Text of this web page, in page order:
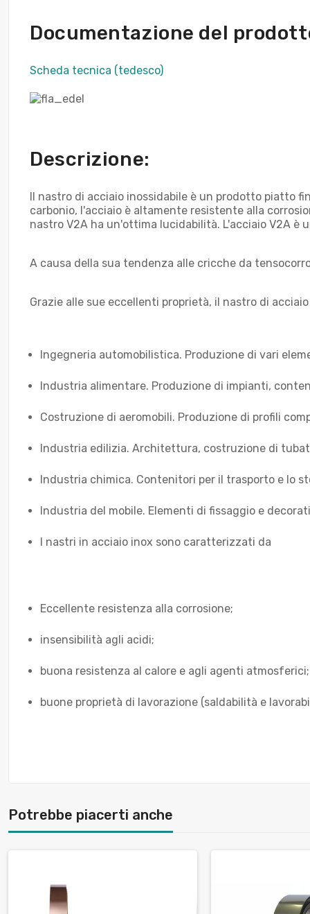
Documentazione del
Scheda tecnica (tedesco)
Descrizione:
Il nastro di acciaio inossidabile è un prodotto piatto
carbonio, l'acciaio è altamente resistente alla
nastro V2A ha un'ottima lucidabilità. L'acciaio V2A
A causa della sua tendenza alle cricche da
Grazie alle sue eccellenti proprietà, il nastro di
Ingegneria automobilistica. Produzione di vari
Industria alimentare. Produzione di impianti,
Costruzione di aeromobili. Produzione di profili
Industria edilizia. Architettura, costruzione di
Industria chimica. Contenitori per il trasporto e lo
Industria del mobile. Elementi di fissaggio e
I nastri in acciaio inox sono caratterizzati da
Eccellente resistenza alla corrosione;
insensibilità agli acidi;
buona resistenza al calore e agli agenti atmosferici;
buone proprietà di lavorazione (saldabilità e
Potrebbe piacerti anche